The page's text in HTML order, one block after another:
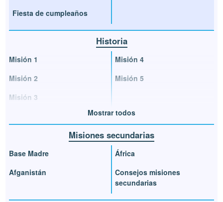
Fiesta de cumpleaños
Historia
Misión 1
Misión 2
Misión 3
Misión 4
Misión 5
Mostrar todos
Misiones secundarias
Base Madre
Afganistán
África
Consejos misiones
secundarias